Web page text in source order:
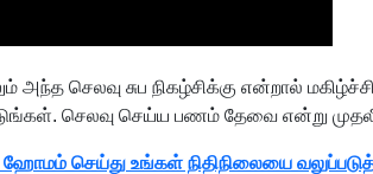
அந்த செலவு சுப நிகழ்சிக்கு என்றால்
செலவு செய்ய பணம் தேவை என்று
ஹோமம் செய்து உங்கள் நிதிநிலையை